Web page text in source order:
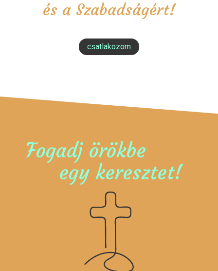
és a Szabadságért!
csatlakozom
Fogadj örökbe
egy keresztet!